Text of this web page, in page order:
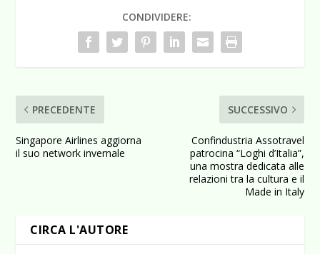
CONDIVIDERE:
PRECEDENTE
Singapore Airlines aggiorna
il suo network invernale
SUCCESSIVO
Confindustria Assotravel
patrocina “Loghi d’Italia”,
una mostra dedicata alle
relazioni tra la cultura e il
Made in Italy
CIRCA L'AUTORE